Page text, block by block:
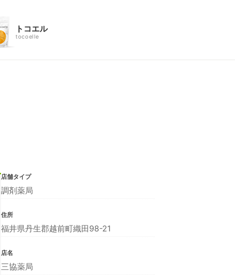
トコエル
tocoelle
店舗タイプ
調剤薬局
住所
福井県丹生郡越前町織田98-21
店名
三協薬局